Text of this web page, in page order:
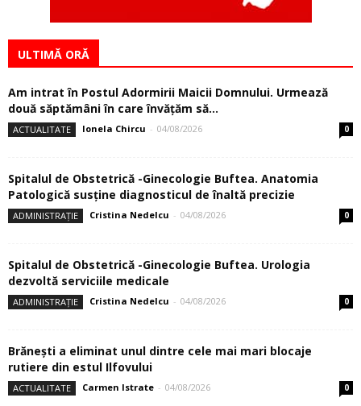
ULTIMĂ ORĂ
Am intrat în Postul Adormirii Maicii Domnului. Urmează
două săptămâni în care învăţăm să...
ACTUALITATE Ionela Chircu - 04/08/2026 0
Spitalul de Obstetrică -Ginecologie Buftea. Anatomia
Patologică susţine diagnosticul de înaltă precizie
ADMINISTRAȚIE Cristina Nedelcu - 04/08/2026 0
Spitalul de Obstetrică -Ginecologie Buftea. Urologia
dezvoltă serviciile medicale
ADMINISTRAȚIE Cristina Nedelcu - 04/08/2026 0
Brănești a eliminat unul dintre cele mai mari blocaje
rutiere din estul Ilfovului
ACTUALITATE Carmen Istrate - 04/08/2026 0